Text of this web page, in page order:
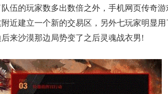
伍的玩家数多出数倍之外，手机网页传奇
近建立一个新的交易区，另外七玩家明显用
来沙漠那边局势变了之后灵魂战衣男!